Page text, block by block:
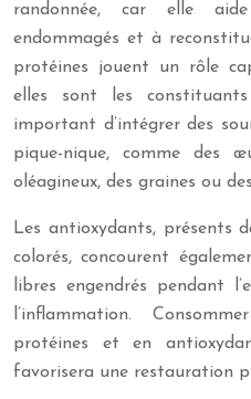
randonnée, car elle
endommagés et à
protéines jouent un rôle
elles sont les
important d’intégrer des
pique-nique, comme des
oléagineux, des graines ou
Les antioxydants, présents
colorés, concourent
libres engendrés pendant
l’inflammation.
protéines et en
favorisera une restauration